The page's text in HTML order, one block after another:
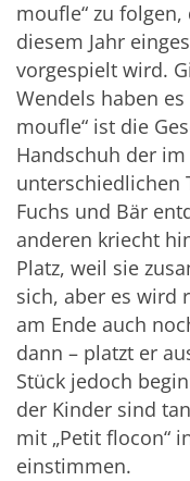
moufle“ zu
diesem Jahr
vorgespielt wird.
Wendels haben
moufle“ ist die
Handschuh der
unterschiedlichen
Fuchs und Bär
anderen kriecht
Platz, weil sie
sich, aber es wird
am Ende auch
dann – platzt er
Stück jedoch
der Kinder sind
mit „Petit flocon“
einstimmen.